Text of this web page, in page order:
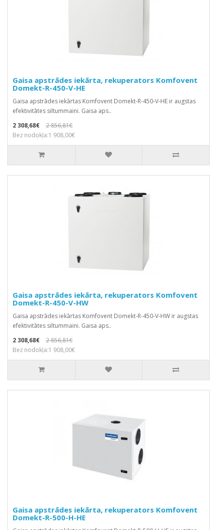
Gaisa apstrādes iekārta, rekuperators Komfovent
Domekt-R-450-V-HE
Gaisa apstrādes iekārtas Komfovent Domekt-R-450-V-HE ir augstas
efektivitātes siltummaini. Gaisa aps..
2 308,68€
2 856,81€
Bez nodokļa:1 908,00€
Gaisa apstrādes iekārta, rekuperators Komfovent
Domekt-R-450-V-HW
Gaisa apstrādes iekārtas Komfovent Domekt-R-450-V-HW ir augstas
efektivitātes siltummaini. Gaisa aps..
2 308,68€
2 856,81€
Bez nodokļa:1 908,00€
Gaisa apstrādes iekārta, rekuperators Komfovent
Domekt-R-500-H-HE